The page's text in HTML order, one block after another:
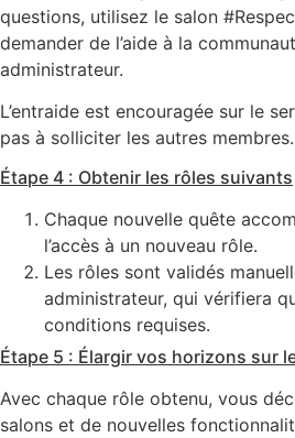
questions, utilisez le salon
demander de l’aide à la
administrateur.
L’entraide est encouragée sur le
pas à solliciter les autres membres.
Étape 4 : Obtenir les rôles suivants
Chaque nouvelle quête
l’accès à un nouveau rôle.
Les rôles sont validés
administrateur, qui vérifiera
conditions requises.
Étape 5 : Élargir vos horizons sur
Avec chaque rôle obtenu, vous
salons et de nouvelles